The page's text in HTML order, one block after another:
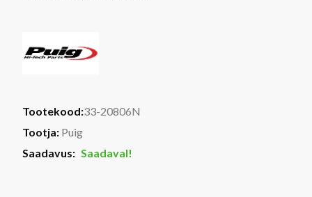
Tootekood:33-20806N
Tootja: Puig
Saadavus: Saadaval!